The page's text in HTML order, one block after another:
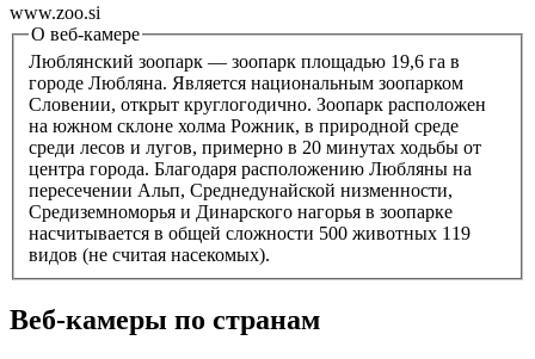
www.zoo.si
О веб-камере
Люблянский зоопарк — зоопарк площадью 19,6 га в
городе Любляна. Является национальным зоопарком
Словении, открыт круглогодично. Зоопарк расположен
на южном склоне холма Рожник, в природной среде
среди лесов и лугов, примерно в 20 минутах ходьбы от
центра города. Благодаря расположению Любляны на
пересечении Альп, Среднедунайской низменности,
Средиземноморья и Динарского нагорья в зоопарке
насчитывается в общей сложности 500 животных 119
видов (не считая насекомых).
Веб-камеры по странам